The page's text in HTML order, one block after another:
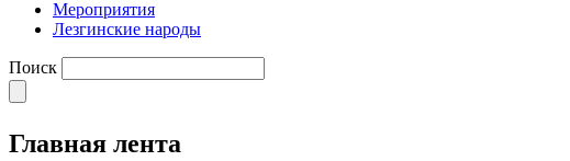
Мероприятия
Лезгинские народы
Поиск
Главная лента